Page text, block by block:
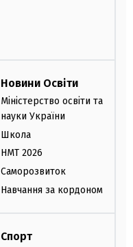
Новини Освіти
Міністерство освіти та
науки України
Школа
НМТ 2026
Саморозвиток
Навчання за кордоном
Спорт